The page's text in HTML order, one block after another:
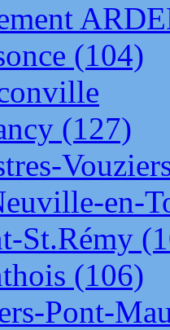
(104)
(127)
en-
St.Rémy
(106)
Pont-